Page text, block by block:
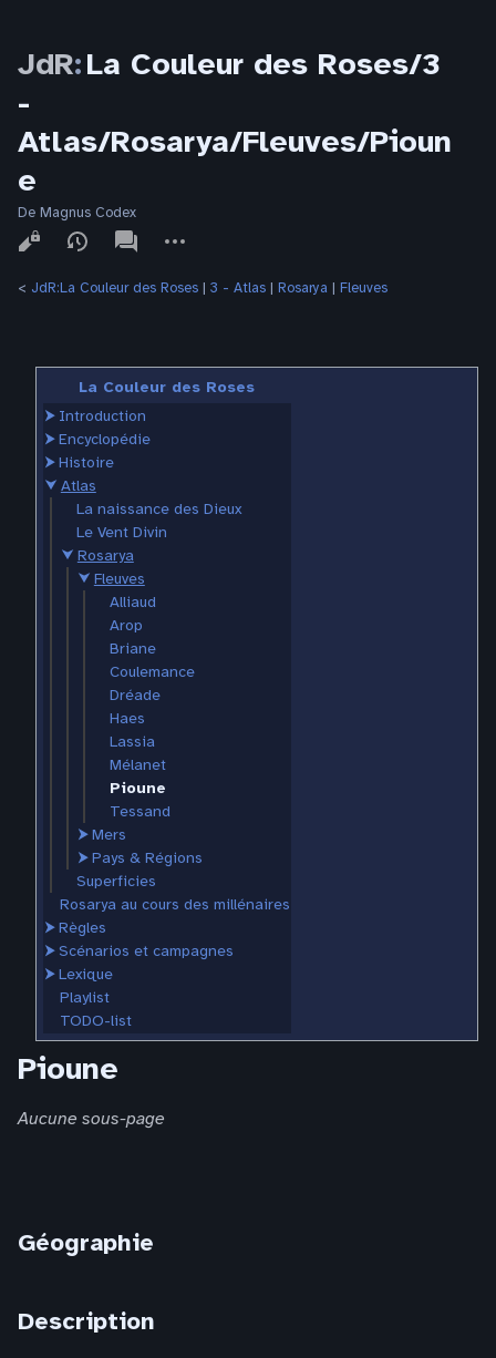
JdR:La Couleur des Roses/3
-
Atlas/Rosarya/Fleuves/Pioun
e
De Magnus Codex
Affichages
associated-
pages
actions
< JdR:La Couleur des Roses ‎ | 3 - Atlas ‎ | Rosarya ‎ | Fleuves
La Couleur des Roses
⮞ Introduction
⮞Encyclopédie
⮞Histoire
⮟ Atlas
La naissance des Dieux
Le Vent Divin
⮟ Rosarya
⮟ Fleuves
Alliaud
Arop
Briane
Coulemance
Dréade
Haes
Lassia
Mélanet
Pioune
Tessand
⮞Mers
⮞Pays & Régions
Superficies
Rosarya au cours des millénaires
⮞Règles
⮞Scénarios et campagnes
⮞Lexique
Playlist
TODO-list
Pioune
Aucune sous-page
Géographie
Description